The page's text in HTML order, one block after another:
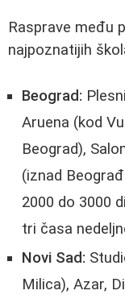
Rasprave među
najpoznatijih
Beograd:
Aruena (kod
Beograd),
(iznad
2000 do 3000
tri časa
Novi Sad:
Milica), Azar,